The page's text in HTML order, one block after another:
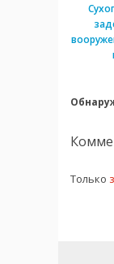
Только